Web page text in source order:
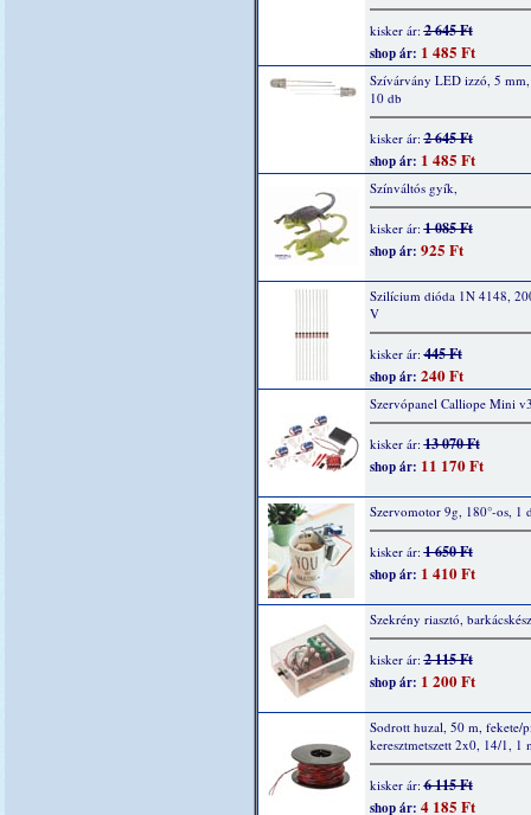
kisker ár:2 645 Ft
shop ár: 1 485 Ft
Szívárvány LED izzó, 5
10 db
kisker ár:2 645 Ft
shop ár: 1 485 Ft
Színváltós gyík,
kisker ár:1 085 Ft
shop ár: 925 Ft
Szilícium dióda 1N 4148,
V
kisker ár:445 Ft
shop ár: 240 Ft
Szervópanel Calliope Mini
kisker ár:13 070 Ft
shop ár: 11 170 Ft
Szervomotor 9g, 180°-os, 1
kisker ár:1 650 Ft
shop ár: 1 410 Ft
Szekrény riasztó,
kisker ár:2 115 Ft
shop ár: 1 200 Ft
Sodrott huzal, 50 m, fekete/
keresztmetszett 2x0, 14/1, 1
kisker ár:6 115 Ft
shop ár: 4 185 Ft